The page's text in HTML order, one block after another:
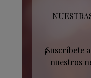
¡Suscríbete
nuestros